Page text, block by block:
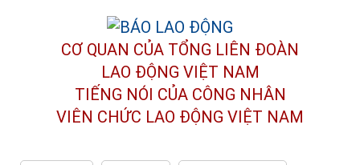
CƠ QUAN CỦA TỔNG LIÊN ĐOÀN
LAO ĐỘNG VIỆT NAM
TIẾNG NÓI CỦA CÔNG NHÂN
VIÊN CHỨC LAO ĐỘNG VIỆT NAM